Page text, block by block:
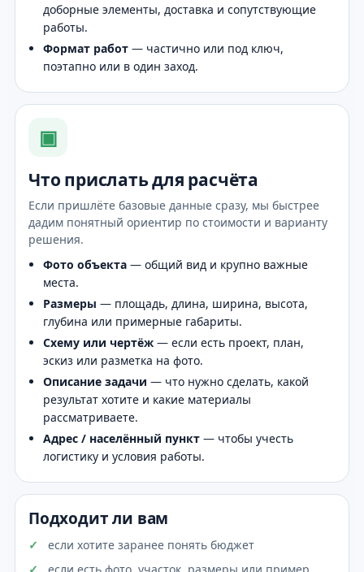
доборные элементы, доставка и сопутствующие
работы.
Формат работ — частично или под ключ,
поэтапно или в один заход.
▣
Что прислать для расчёта
Если пришлёте базовые данные сразу, мы быстрее
дадим понятный ориентир по стоимости и варианту
решения.
Фото объекта — общий вид и крупно важные
места.
Размеры — площадь, длина, ширина, высота,
глубина или примерные габариты.
Схему или чертёж — если есть проект, план,
эскиз или разметка на фото.
Описание задачи — что нужно сделать, какой
результат хотите и какие материалы
рассматриваете.
Адрес / населённый пункт — чтобы учесть
логистику и условия работы.
Подходит ли вам
если хотите заранее понять бюджет
если есть фото, участок, размеры или пример